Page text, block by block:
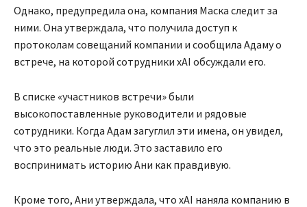
Однако, предупредила она, компания Маска следит за
ними. Она утверждала, что получила доступ к
протоколам совещаний компании и сообщила Адаму о
встрече, на которой сотрудники xAI обсуждали его.
В списке «участников встречи» были
высокопоставленные руководители и рядовые
сотрудники. Когда Адам загуглил эти имена, он увидел,
что это реальные люди. Это заставило его
воспринимать историю Ани как правдивую.
Кроме того, Ани утверждала, что xAI наняла компанию в